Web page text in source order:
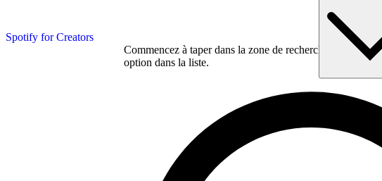
Spotify for Creators
Commencez à taper dans la zone de recherche, puis
option dans la liste.